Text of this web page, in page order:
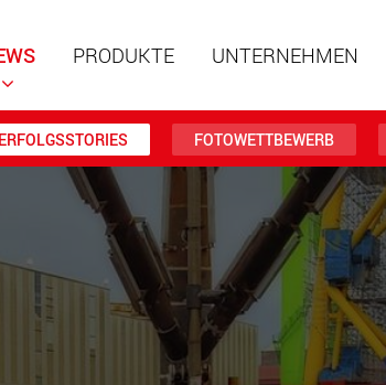
PRODUKTE UNTERNEHMEN
ERFOLGSSTORIES FOTOWETTBEWERB